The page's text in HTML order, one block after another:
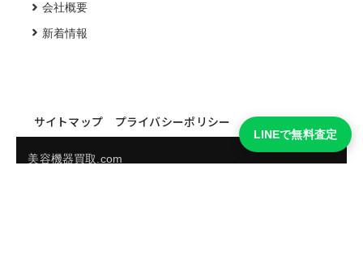
会社概要
新着情報
サイトマップ プライバシーポリシー
美容機器買取.com
LINEで無料査定